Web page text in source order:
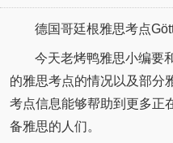
德国哥廷根雅思考点
今天老烤鸭雅思小编要
的雅思考点的情况以及部分
考点信息能够帮助到更多正
备雅思的人们。